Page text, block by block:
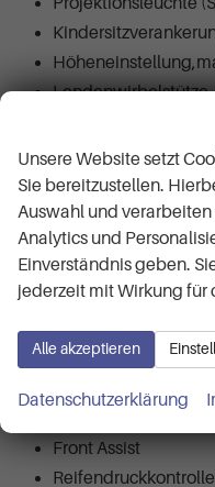
Dachreling, schwarz
Frontscheibe,
Fensterheber mit
Abschaltsicherung,
Airbag FS und BFS,
Seitenairbag vorn,
Zierleisten schwarz
Mittelarmlehne vorn
Front Assist
Reifendruckkontrolle
Unsere Website setzt
Sie bereitzustellen.
Auswahl und
Analytics und
Einverständnis geben.
jederzeit mit Wirkung für
Alle akzeptieren
Datenschutzerklärung